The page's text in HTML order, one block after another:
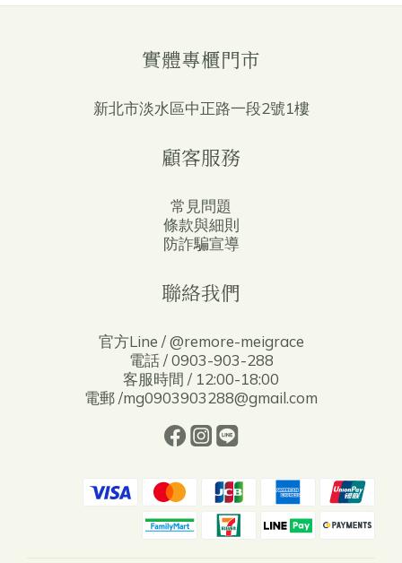
實體專櫃門市
新北市淡水區中正路一段2號1樓
顧客服務
常見問題
條款與細則
防詐騙宣導
聯絡我們
官方Line / @remore-meigrace
電話 / 0903-903-288
客服時間 / 12:00-18:00
電郵 /mg0903903288@gmail.com